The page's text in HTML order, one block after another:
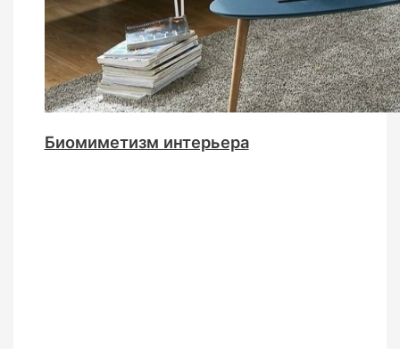
Биомиметизм интерьера